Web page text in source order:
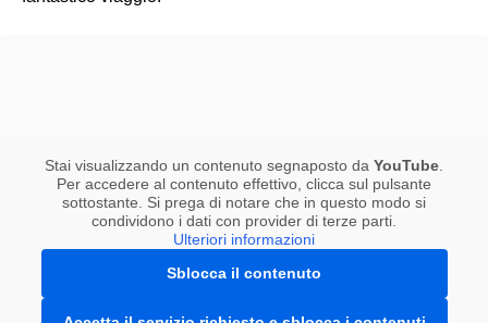
Stai visualizzando un contenuto segnaposto da YouTube.
Per accedere al contenuto effettivo, clicca sul pulsante
sottostante. Si prega di notare che in questo modo si
condividono i dati con provider di terze parti.
Ulteriori informazioni
Sblocca il contenuto